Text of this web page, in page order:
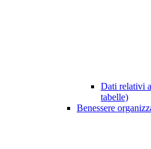
Dati relativi
tabelle)
Benessere